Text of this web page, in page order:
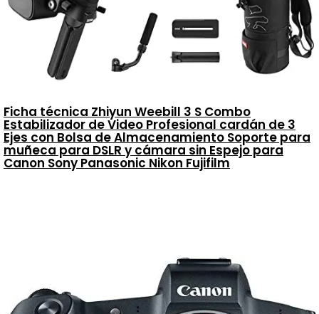
Ficha técnica Zhiyun Weebill 3 S Combo
Estabilizador de Video Profesional cardán de 3
Ejes con Bolsa de Almacenamiento Soporte para
muñeca para DSLR y cámara sin Espejo para
Canon Sony Panasonic Nikon Fujifilm